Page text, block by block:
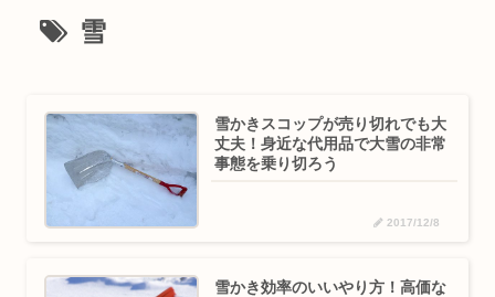
雪
雪かきスコップが売り切れでも大
丈夫！身近な代用品で大雪の非常
事態を乗り切ろう
2017/12/8
雪かき効率のいいやり方！高価な